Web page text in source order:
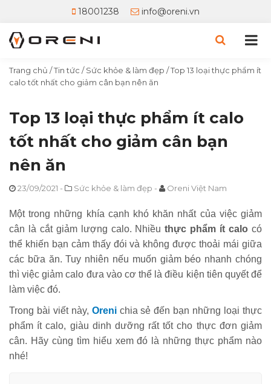
18001238 info@oreni.vn
Trang chủ /Tin tức /Sức khỏe & làm đẹp /Top 13 loại thực phẩm ít
calo tốt nhất cho giảm cân bạn nên ăn
Top 13 loại thực phẩm ít calo
tốt nhất cho giảm cân bạn
nên ăn
23/09/2021 - Sức khỏe & làm đẹp - Oreni Việt Nam
Một trong những khía cạnh khó khăn nhất của việc giảm
cân là cắt giảm lượng calo. Nhiềuthực phẩm ít calo có
thể khiến bạn cảm thấy đói và không được thoải mái giữa
các bữa ăn. Tuy nhiên nếu muốn giảm béo nhanh chóng
thì việc giảm calo đưa vào cơ thể là điều kiện tiên quyết để
làm việc đó.
Trong bài viết này, Orenichia sẻ đến bạn những loại thực
phẩm ít calo, giàu dinh dưỡng rất tốt cho thực đơn giảm
cân. Hãy cùng tìm hiểu xem đó là những thực phẩm nào
nhé!